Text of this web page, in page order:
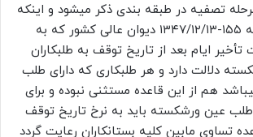
تصفیه در طبقه بندی ذکر میشود و اینکه
مفاد رأی وحدت رویه ۱۵۵-۱۳۴۷/۱۲/۱۳ دیوان عالی کشور که به
ایام بعد از تاریخ توقف به طلبکاران
دلالت دارد و هر طلبکاری که دارای طلب
هم از این قاعده مستثنی نبوده و برای
طلب عین ورشکسته باید به نرخ تاریخ توقف
تساوی مابین کلیه بستانکاران رعایت گردد